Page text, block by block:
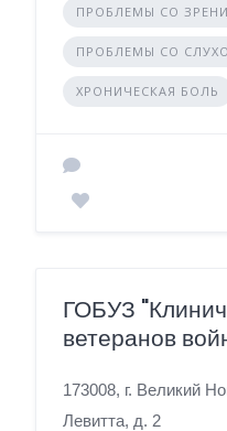
ПРОБЛЕМЫ СО
ПРОБЛЕМЫ СО
ХРОНИЧЕСКАЯ БОЛЬ
ГОБУЗ
ветеранов
173008, г. Великий
Левитта, д. 2